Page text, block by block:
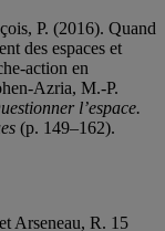
P. (2016). Quand
des espaces et
action en
Azria, M.-P.
l’espace.
(p. 149–162).
Arseneau, R. 15